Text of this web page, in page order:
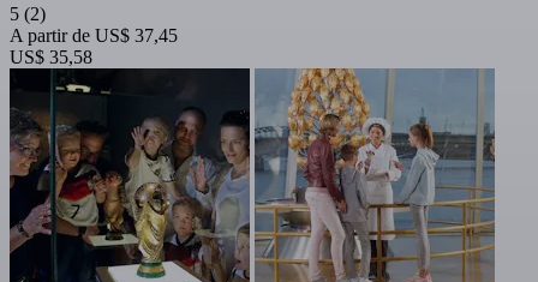
5 (2)
A partir de US$ 37,45
US$ 35,58